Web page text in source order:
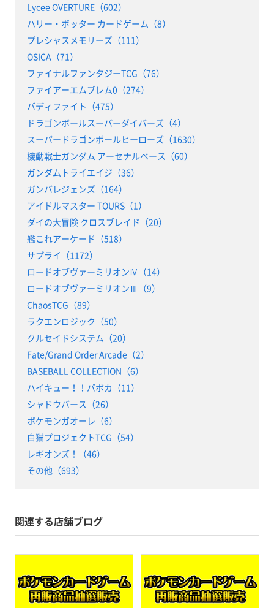
Lycee OVERTURE（602）
ハリー・ポッター カードゲーム（8）
プレシャスメモリーズ（111）
OSICA（71）
ファイナルファンタジーTCG（76）
ファイアーエムブレム0（274）
バディファイト（475）
ドラゴンボールスーパーダイバーズ（4）
スーパードラゴンボールヒーローズ（1630）
機動戦士ガンダム アーセナルベース（60）
ガンダムトライエイジ（36）
ガンバレジェンズ（164）
アイドルマスター TOURS（1）
ダイの大冒険 クロスブレイド（20）
艦これアーケード（518）
サプライ（1172）
ロードオブヴァーミリオンⅣ（14）
ロードオブヴァーミリオンⅢ（9）
ChaosTCG（89）
ラクエンロジック（50）
クルセイドシステム（20）
Fate/Grand Order Arcade（2）
BASEBALL COLLECTION（6）
ハイキュー！！バボカ（11）
シャドウバース（26）
ポケモンガオーレ（6）
白猫プロジェクトTCG（54）
レギオンズ！（46）
その他（693）
関連する店舗ブログ